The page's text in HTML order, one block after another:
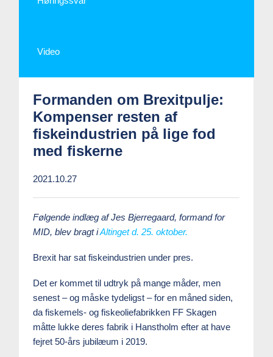
Video
Formanden om Brexitpulje:
Kompenser resten af
fiskeindustrien på lige fod
med fiskerne
2021.10.27
Følgende indlæg af Jes Bjerregaard, formand for
MID, blev bragt iAltinget d. 25. oktober.
Brexit har sat fiskeindustrien under pres.
Det er kommet til udtryk på mange måder, men
senest – og måske tydeligst – for en måned siden,
da fiskemels- og fiskeoliefabrikken FF Skagen
måtte lukke deres fabrik i Hanstholm efter at have
fejret 50-års jubilæum i 2019.